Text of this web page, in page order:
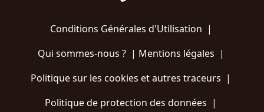
Conditions Générales d'Utilisation |
Qui sommes-nous ?| Mentions légales |
Politique sur les cookies et autres traceurs |
Politique de protection des données |